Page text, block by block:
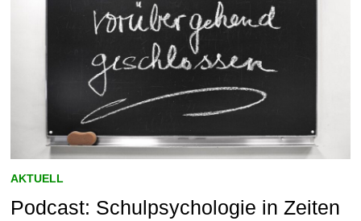
AKTUELL
Podcast: Schulpsychologie in Zeiten